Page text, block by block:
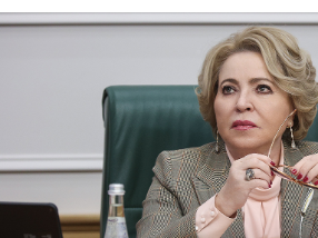
— Чуждые слова используются в
речи без надобности при
русских соответствий, —
РУССКИЙ ЯЗЫК
ЧИНОВНИКИ
ВАЛЕНТИНА МАТВИЕНКО